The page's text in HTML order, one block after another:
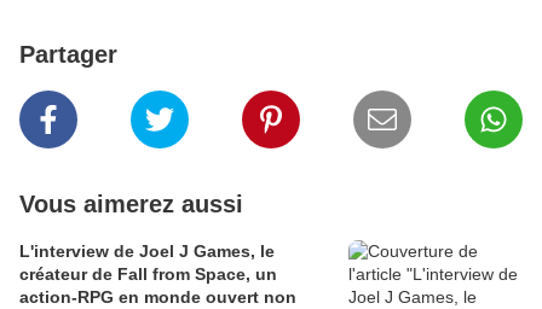
Partager
Vous aimerez aussi
L'interview de Joel J Games, le
créateur de Fall from Space, un
action-RPG en monde ouvert non